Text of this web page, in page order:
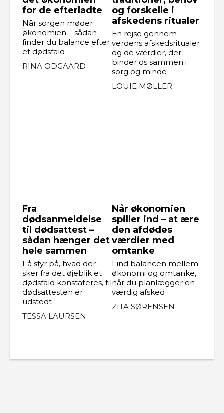
for de efterladte
Når sorgen møder
økonomien – sådan
finder du balance efter
et dødsfald
RINA ODGAARD
og forskelle i
afskedens ritualer
En rejse gennem
verdens afskedsritualer
og de værdier, der
binder os sammen i
sorg og minde
LOUIE MØLLER
Fra
dødsanmeldelse
til dødsattest –
sådan hænger det
hele sammen
Få styr på, hvad der
sker fra det øjeblik et
dødsfald konstateres, til
dødsattesten er
udstedt
TESSA LAURSEN
Når økonomien
spiller ind – at ære
den afdødes
værdier med
omtanke
Find balancen mellem
økonomi og omtanke,
når du planlægger en
værdig afsked
ZITA SØRENSEN